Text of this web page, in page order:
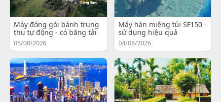
Máy đóng gói bánh trung
thu tự động - có băng tải
05/08/2026
Máy hàn miệng túi SF150 -
sử dụng hiệu quả
04/08/2026